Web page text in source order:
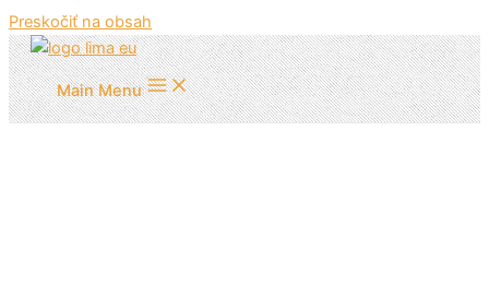
Preskočiť na obsah
Main Menu